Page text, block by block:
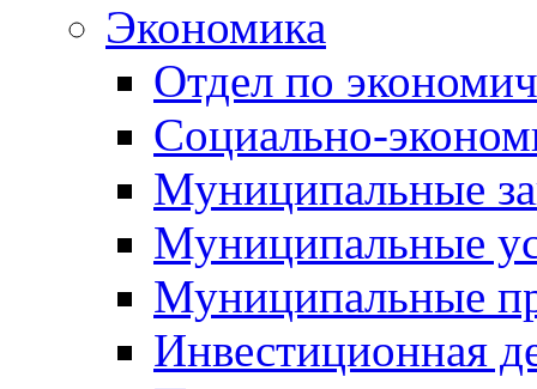
Экономика
Отдел по
Социально-
Муниципальные
Муниципальные
Муниципальные
Инвестиционная